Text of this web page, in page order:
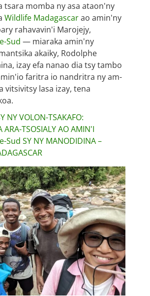
tsara momba ny asa ataon'ny
Wildlife Madagascarao amin'ny
rahavavin'i Marojejy,
Sud — miaraka amin'ny
akaiky, Rodolphe
izay efa nanao dia tsy tambo
faritra io nandritra ny am-
vitsivitsy lasa izay, tena
NY VOLON-TSAKAFO:
ARA-TSOSIALY AO AMIN'I
Sud SY NY MANODIDINA –